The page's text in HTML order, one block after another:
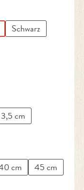
Schwarz
3,5 cm
cm
45 cm